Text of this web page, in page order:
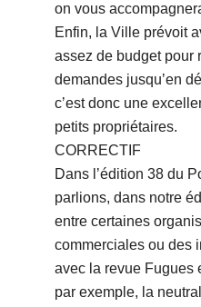
on vous
Enfin, la Ville prévoit
assez de budget pour
demandes jusquʼen
cʼest donc une
petits propriétaires.
CORRECTIF
Dans lʼédition 38 du
parlions, dans notre
entre certaines
commerciales ou des
avec la revue Fugues
par exemple, la